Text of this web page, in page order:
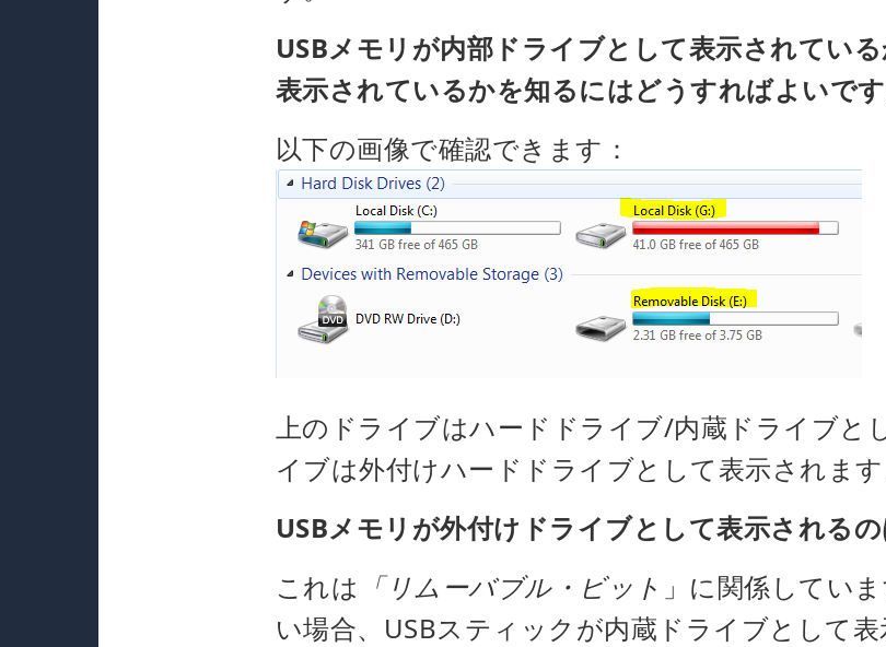
USBメモリが内部ドライブとして表示されてい
表示されているかを知るにはどうすればよいで
以下の画像で確認できます：
上のドライブはハードドライブ/内蔵ドライブと
イブは外付けハードドライブとして表示されます
USBメモリが外付けドライブとして表示される
これは 「リムーバブル・ビット 」に関係してい
い場合、USBスティックが内蔵ドライブとして